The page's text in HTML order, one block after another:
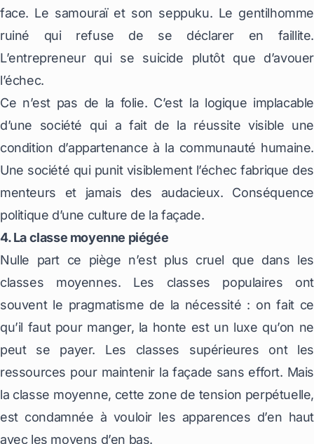
face. Le samouraï et son seppuku. Le gentilhomme
ruiné qui refuse de se déclarer en faillite.
L’entrepreneur qui se suicide plutôt que d’avouer
l’échec.
Ce n’est pas de la folie. C’est la logique implacable
d’une société qui a fait de la réussite visible une
condition d’appartenance à la communauté humaine.
Une société qui punit visiblement l’échec fabrique des
menteurs et jamais des audacieux. Conséquence
politique d’une culture de la façade.
4. La classe moyenne piégée
Nulle part ce piège n’est plus cruel que dans les
classes moyennes. Les classes populaires ont
souvent le pragmatisme de la nécessité : on fait ce
qu’il faut pour manger, la honte est un luxe qu’on ne
peut se payer. Les classes supérieures ont les
ressources pour maintenir la façade sans effort. Mais
la classe moyenne, cette zone de tension perpétuelle,
est condamnée à vouloir les apparences d’en haut
avec les moyens d’en bas.